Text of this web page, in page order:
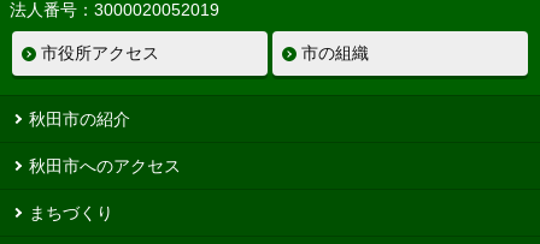
法人番号：3000020052019
市役所アクセス 市の組織
秋田市の紹介
秋田市へのアクセス
まちづくり